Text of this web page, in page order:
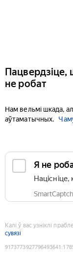
Пацвердзіце,
не робат
Нам вельмі шкада,
аўтаматычных.
Я не
Калі ў вас узніклі
сувязі
9173773927796493641 :